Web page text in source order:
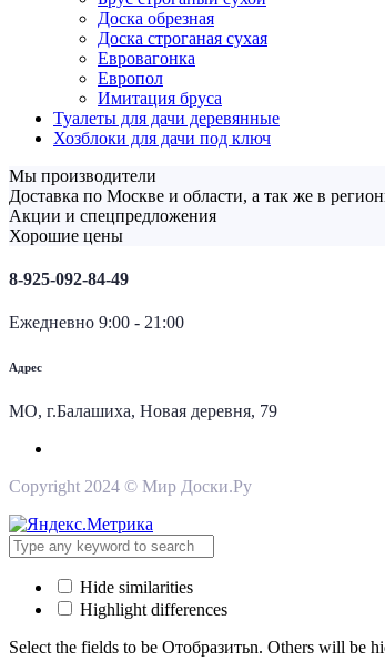
Доска обрезная
Доска строганая сухая
Евровагонка
Европол
Имитация бруса
Туалеты для дачи деревянные
Хозблоки для дачи под ключ
Мы производители
Доставка по Москве и области, а так же в
Акции и спецпредложения
Хорошие цены
8-925-092-84-49
Ежедневно 9:00 - 21:00
Адрес
МО, г.Балашиха, Новая деревня, 79
Copyright 2024 © Мир Доски.Ру
Hide similarities
Highlight differences
Select the fields to be Отобразитьn. Others will be